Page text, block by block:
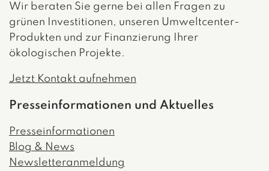
Wir beraten Sie gerne bei allen Fragen zu
grünen Investitionen, unseren Umweltcenter-
Produkten und zur Finanzierung Ihrer
ökologischen Projekte.
Jetzt Kontakt aufnehmen
Presseinformationen und Aktuelles
Presseinformationen
Blog & News
Newsletteranmeldung